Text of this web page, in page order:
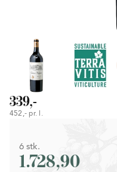
339,-
452,- pr. l.
6 stk.
1.728,90